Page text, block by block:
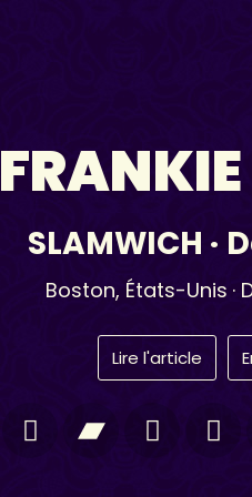
FRANKIE
SLAMWICH ·
Boston, États-Unis ·
Lire l'article